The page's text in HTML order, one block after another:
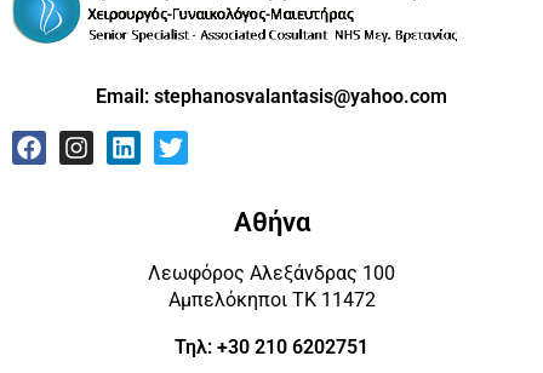
Email: stephanosvalantasis@yahoo.com
Αθήνα
Λεωφόρος Αλεξάνδρας 100
Αμπελόκηποι ΤΚ 11472
Τηλ: +30 210 6202751